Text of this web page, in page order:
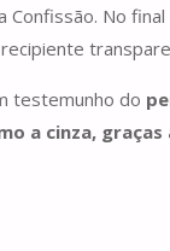
No
testemunho do
a cinza, graças